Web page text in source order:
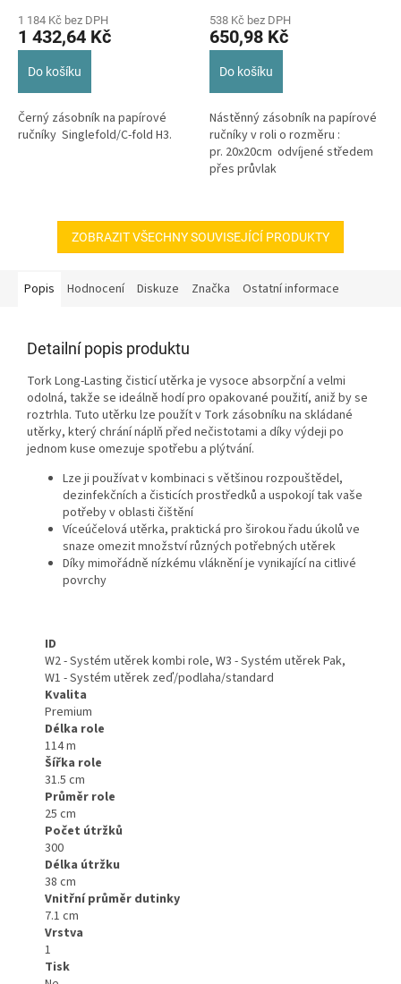
1 184 Kč bez DPH
1 432,64 Kč
Do košíku
Černý zásobník na papírové
ručníky Singlefold/C-fold H3.
538 Kč bez DPH
650,98 Kč
Do košíku
Nástěnný zásobník na papírové
ručníky v roli o rozměru :
pr. 20x20cm odvíjené středem
přes průvlak
ZOBRAZIT VŠECHNY SOUVISEJÍCÍ PRODUKTY
Popis Hodnocení Diskuze Značka Ostatní informace
Detailní popis produktu
Tork Long-Lasting čisticí utěrka je vysoce absorpční a velmi
odolná, takže se ideálně hodí pro opakované použití, aniž by se
roztrhla. Tuto utěrku lze použít v Tork zásobníku na skládané
utěrky, který chrání náplň před nečistotami a díky výdeji po
jednom kuse omezuje spotřebu a plýtvání.
Lze ji používat v kombinaci s většinou rozpouštědel,
dezinfekčních a čisticích prostředků a uspokojí tak vaše
potřeby v oblasti čištění
Víceúčelová utěrka, praktická pro širokou řadu úkolů ve
snaze omezit množství různých potřebných utěrek
Díky mimořádně nízkému vláknění je vynikající na citlivé
povrchy
ID
W2 - Systém utěrek kombi role, W3 - Systém utěrek Pak,
W1 - Systém utěrek zeď/podlaha/standard
Kvalita
Premium
Délka role
114 m
Šířka role
31.5 cm
Průměr role
25 cm
Počet útržků
300
Délka útržku
38 cm
Vnitřní průměr dutinky
7.1 cm
Vrstva
1
Tisk